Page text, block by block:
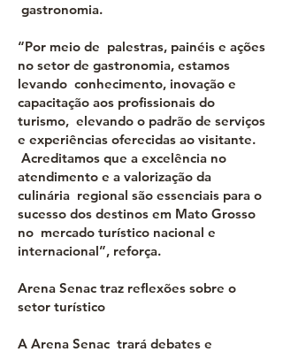
gastronomia.
“Por meio de palestras, painéis e ações
no setor de gastronomia, estamos
levando conhecimento, inovação e
capacitação aos profissionais do
turismo, elevando o padrão de serviços
e experiências oferecidas ao visitante.
Acreditamos que a excelência no
atendimento e a valorização da
culinária regional são essenciais para o
sucesso dos destinos em Mato Grosso
no mercado turístico nacional e
internacional”, reforça.
Arena Senac traz reflexões sobre o
setor turístico
A Arena Senac trará debates e